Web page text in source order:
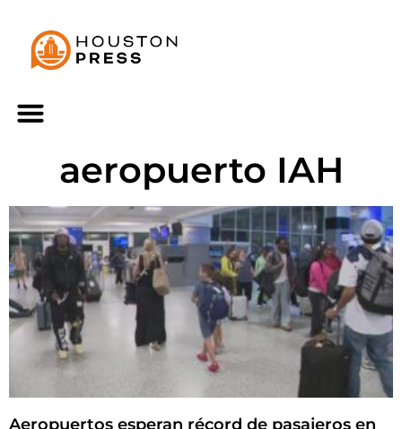
aeropuerto IAH
Aeropuertos esperan récord de pasajeros en